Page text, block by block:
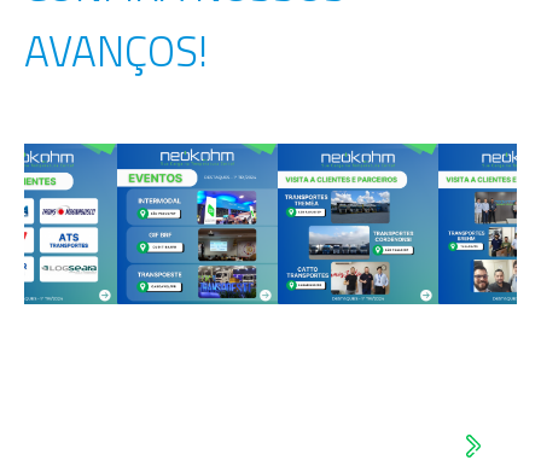
AVANÇOS!